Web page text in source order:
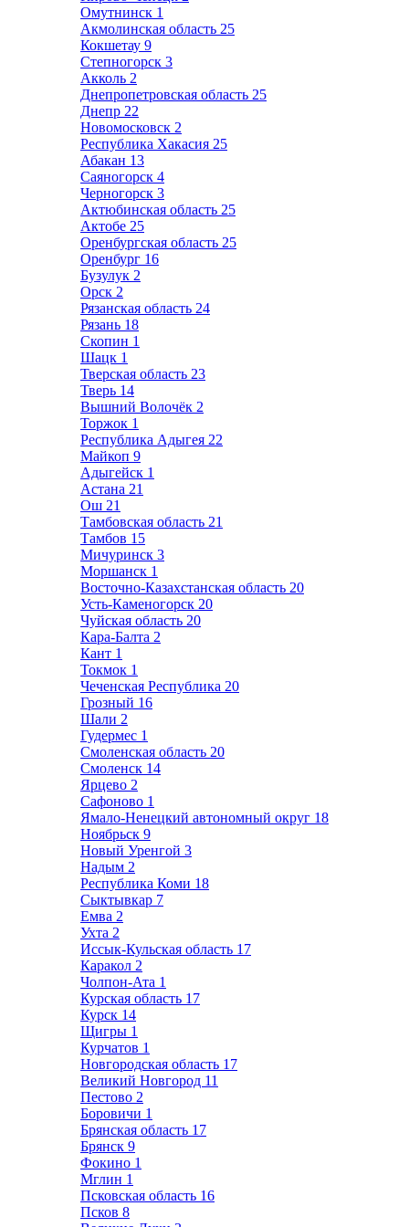
Омутнинск 1
Акмолинская область 25
Кокшетау 9
Степногорск 3
Акколь 2
Днепропетровская область 25
Днепр 22
Новомосковск 2
Республика Хакасия 25
Абакан 13
Саяногорск 4
Черногорск 3
Актюбинская область 25
Актобе 25
Оренбургская область 25
Оренбург 16
Бузулук 2
Орск 2
Рязанская область 24
Рязань 18
Скопин 1
Шацк 1
Тверская область 23
Тверь 14
Вышний Волочёк 2
Торжок 1
Республика Адыгея 22
Майкоп 9
Адыгейск 1
Астана 21
Ош 21
Тамбовская область 21
Тамбов 15
Мичуринск 3
Моршанск 1
Восточно-Казахстанская область 20
Усть-Каменогорск 20
Чуйская область 20
Кара-Балта 2
Кант 1
Токмок 1
Чеченская Республика 20
Грозный 16
Шали 2
Гудермес 1
Смоленская область 20
Смоленск 14
Ярцево 2
Сафоново 1
Ямало-Ненецкий автономный округ 18
Ноябрьск 9
Новый Уренгой 3
Надым 2
Республика Коми 18
Сыктывкар 7
Емва 2
Ухта 2
Иссык-Кульская область 17
Каракол 2
Чолпон-Ата 1
Курская область 17
Курск 14
Щигры 1
Курчатов 1
Новгородская область 17
Великий Новгород 11
Пестово 2
Боровичи 1
Брянская область 17
Брянск 9
Фокино 1
Мглин 1
Псковская область 16
Псков 8